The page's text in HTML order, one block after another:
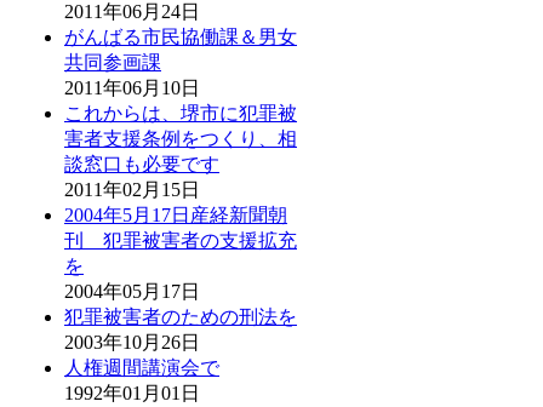
2011年06月24日
がんばる市民協働課＆男女
共同参画課
2011年06月10日
これからは、堺市に犯罪被
害者支援条例をつくり、相
談窓口も必要です
2011年02月15日
2004年5月17日産経新聞朝
刊 犯罪被害者の支援拡充
を
2004年05月17日
犯罪被害者のための刑法を
2003年10月26日
人権週間講演会で
1992年01月01日